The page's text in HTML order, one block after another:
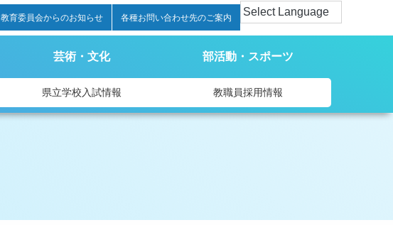
教育委員会からのお知らせ 各種お問い合わせ先のご案内
芸術・文化 部活動・スポーツ
県立学校入試情報 教職員採用情報